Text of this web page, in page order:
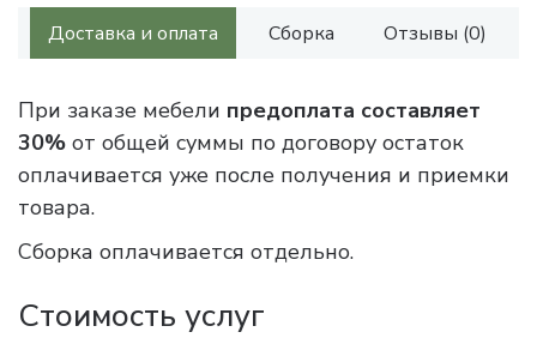
Доставка и оплата Сборка Отзывы (0)
При заказе мебели предоплата составляет
30% от общей суммы по договору остаток
оплачивается уже после получения и приемки
товара.
Сборка оплачивается отдельно.
Стоимость услуг